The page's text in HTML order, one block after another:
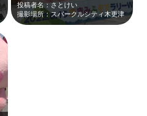
投稿者名：さとけい
撮影場所：スパークルシティ木更津